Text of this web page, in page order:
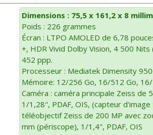
Dimensions : 75,5 x 161,2 x 8
Poids : 226 grammes
Écran : LTPO AMOLED de 6,78
+, HDR Vivid Dolby Vision, 4 500
452 ppp.
Processeur : Mediatek Dimensity
Mémoire: 12/256 Go, 16/512 Go,
Caméra : caméra principale Zeiss de
1/1,28", PDAF, OIS, (capteur
téléobjectif Zeiss de 200 MP avec
mm (périscope), 1/1,4", PDAF, OIS